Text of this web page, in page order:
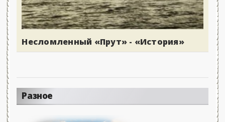
Несломленный «Прут» - «История»
Разное